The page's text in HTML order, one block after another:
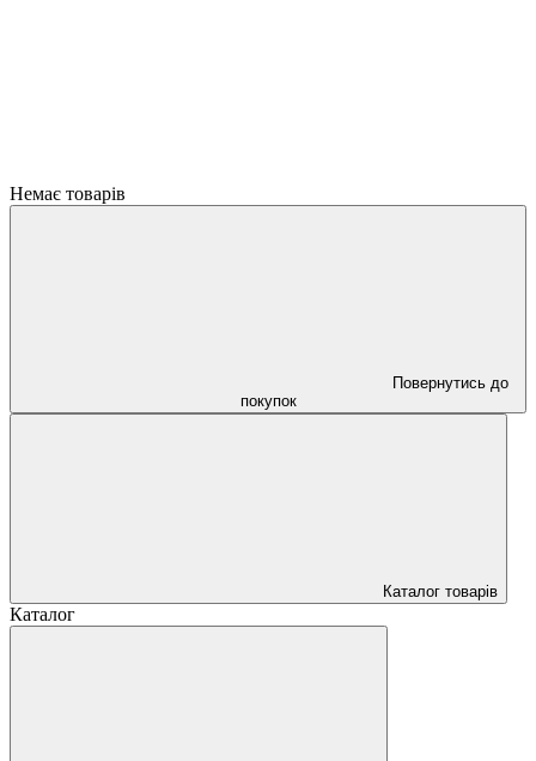
Немає товарів
Повернутись до
покупок
Каталог товарів
Каталог